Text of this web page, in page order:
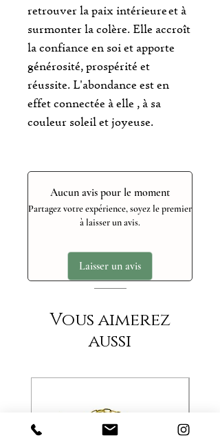
retrouver la paix intérieure et à
surmonter la colère. Elle accroît
la confiance en soi et apporte
générosité, prospérité et
réussite. L'abondance est en
effet connectée à elle , à sa
couleur soleil et joyeuse.
Aucun avis pour le moment
Partagez votre expérience, soyez le premier
à laisser un avis.
Laisser un avis
Vous aimerez
aussi